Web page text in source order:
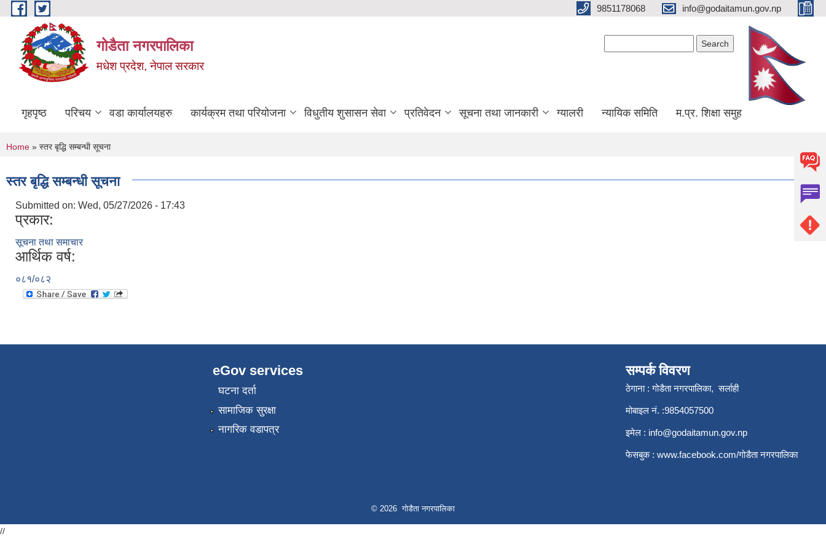
Skip to main content 9851178068 info@godaitamun.gov.np
गोडैता नगरपालिका
मधेश प्रदेश, नेपाल सरकार
गृहपृष्ठ परिचय वडा कार्यालयहरु कार्यक्रम तथा परियोजना विधुतीय शुसासन सेवा प्रतिवेदन सूचना तथा जानकारी ग्यालरी न्यायिक समिति म.प्र. शिक्षा समुह
You are here
Home » स्तर बृद्धि सम्बन्धी सूचना
स्तर बृद्धि सम्बन्धी सूचना
Submitted on: Wed, 05/27/2026 - 17:43
प्रकार:
सूचना तथा समाचार
आर्थिक वर्ष:
०८१/०८२
eGov services
घटना दर्ता
सामाजिक सुरक्षा
नागरिक वडापत्र
सम्पर्क विवरण
ठेगाना : गोडैता नगरपालिका, सर्लाही
मोबाइल नं. :9854057500
इमेल : info@godaitamun.gov.np
फेसबुक : www.facebook.com/गोडैता नगरपालिका
© 2026 गोडैता नगरपालिका
//